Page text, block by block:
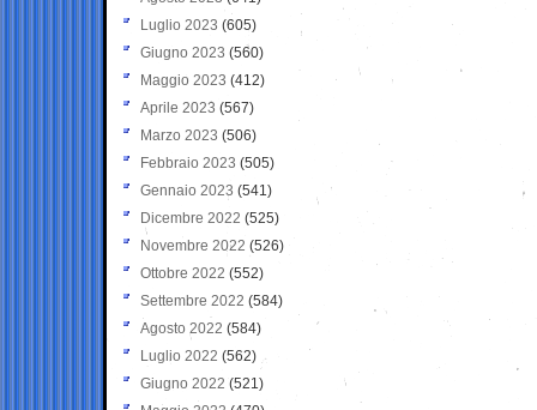
Luglio 2023 (605)
Giugno 2023 (560)
Maggio 2023 (412)
Aprile 2023 (567)
Marzo 2023 (506)
Febbraio 2023 (505)
Gennaio 2023 (541)
Dicembre 2022 (525)
Novembre 2022 (526)
Ottobre 2022 (552)
Settembre 2022 (584)
Agosto 2022 (584)
Luglio 2022 (562)
Giugno 2022 (521)